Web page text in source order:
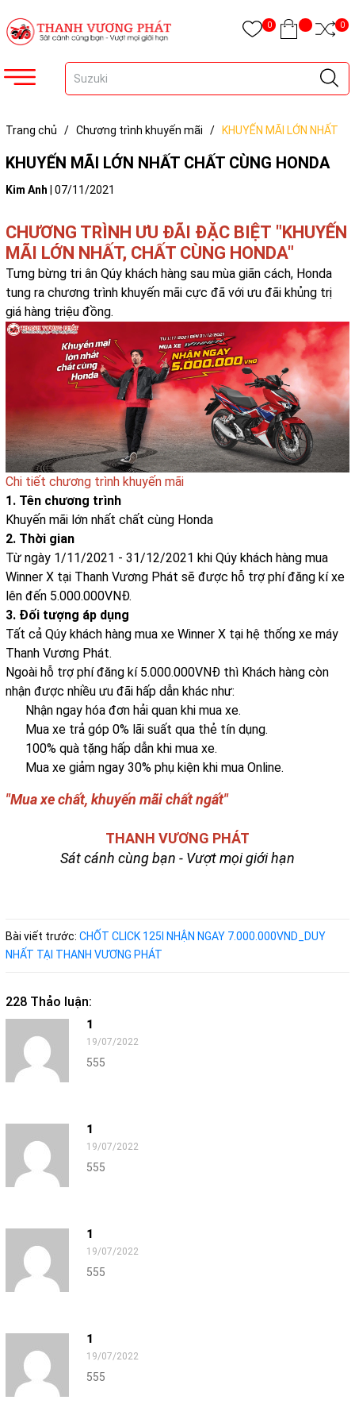
0 0
Trang chủ / Chương trình khuyến mãi /
KHUYẾN MÃI LỚN NHẤT
KHUYẾN MÃI LỚN NHẤT CHẤT CÙNG HONDA
Kim Anh 07/11/2021
CHƯƠNG TRÌNH ƯU ĐÃI ĐẶC BIỆT "KHUYẾN
MÃI LỚN NHẤT, CHẤT CÙNG HONDA"
Tưng bừng tri ân Qúy khách hàng sau mùa giãn cách, Honda
tung ra chương trình khuyến mãi cực đã với ưu đãi khủng trị
giá hàng triệu đồng.
Chi tiết chương trình khuyến mãi
1. Tên chương trình
Khuyến mãi lớn nhất chất cùng Honda
2. Thời gian
Từ ngày 1/11/2021 - 31/12/2021 khi Qúy khách hàng mua
Winner X tại Thanh Vương Phát sẽ được hỗ trợ phí đăng kí xe
lên đến 5.000.000VNĐ.
3. Đối tượng áp dụng
Tất cả Qúy khách hàng mua xe Winner X tại hệ thống xe máy
Thanh Vương Phát.
Ngoài hỗ trợ phí đăng kí 5.000.000VNĐ thì Khách hàng còn
nhận được nhiều ưu đãi hấp dẫn khác như:
Nhận ngay hóa đơn hải quan khi mua xe.
Mua xe trả góp 0% lãi suất qua thẻ tín dụng.
100% quà tặng hấp dẫn khi mua xe.
Mua xe giảm ngay 30% phụ kiện khi mua Online.
"Mua xe chất, khuyến mãi chất ngất"
THANH VƯƠNG PHÁT
Sát cánh cùng bạn - Vượt mọi giới hạn
Bài viết trước: CHỐT CLICK 125I NHẬN NGAY 7.000.000VND_DUY
NHẤT TẠI THANH VƯƠNG PHÁT
228 Thảo luận:
1
19/07/2022
555
1
19/07/2022
555
1
19/07/2022
555
1
19/07/2022
555